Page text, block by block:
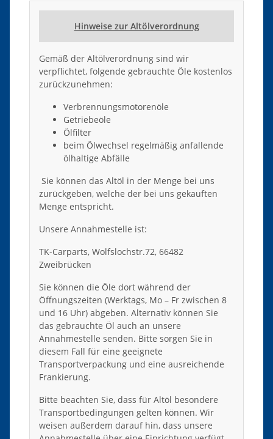
Hinweise zur Altölverordnung
Gemäß der Altölverordnung sind wir
verpflichtet, folgende gebrauchte Öle kostenlos
zurückzunehmen:
Verbrennungsmotorenöle
Getriebeöle
Ölfilter
beim Ölwechsel regelmäßig anfallende
ölhaltige Abfälle
Sie können das Altöl in der Menge bei uns
zurückgeben, welche der bei uns gekauften
Menge entspricht.
Unsere Annahmestelle ist:
TK-Carparts, Wolfslochstr.72, 66482
Zweibrücken
Sie können die Öle dort während der
Öffnungszeiten (Werktags, Mo – Fr zwischen 8
und 16 Uhr) abgeben. Alternativ können Sie
das gebrauchte Öl auch an unsere
Annahmestelle senden. Bitte sorgen Sie in
diesem Fall für eine geeignete
Transportverpackung und eine ausreichende
Frankierung.
Bitte beachten Sie, dass für Altöl besondere
Transportbedingungen gelten können. Wir
weisen außerdem darauf hin, dass unsere